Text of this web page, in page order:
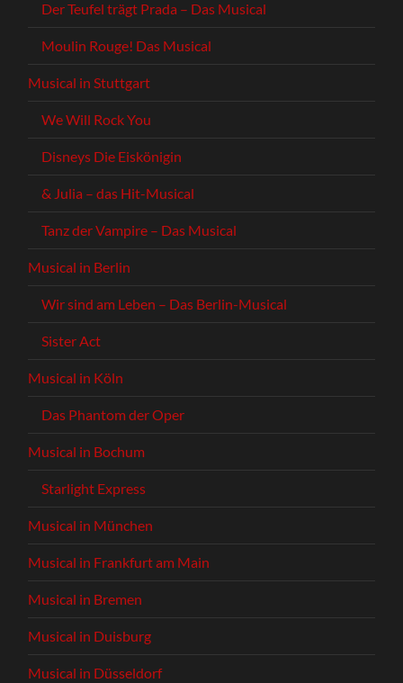
Der Teufel trägt Prada – Das Musical
Moulin Rouge! Das Musical
Musical in Stuttgart
We Will Rock You
Disneys Die Eiskönigin
& Julia – das Hit-Musical
Tanz der Vampire – Das Musical
Musical in Berlin
Wir sind am Leben – Das Berlin-Musical
Sister Act
Musical in Köln
Das Phantom der Oper
Musical in Bochum
Starlight Express
Musical in München
Musical in Frankfurt am Main
Musical in Bremen
Musical in Duisburg
Musical in Düsseldorf